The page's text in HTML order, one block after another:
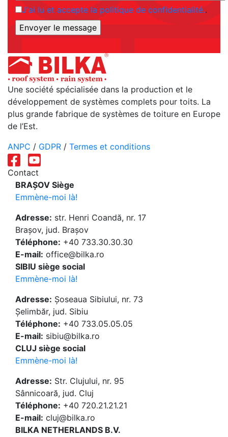
J'ai lu et accepte la politique de confidentialité..
Une société spécialisée dans la production et le
développement de systèmes complets pour toits. La
plus grande fabrique de systèmes de toiture en Europe
de l’Est.
ANPC / GDPR / Termes et conditions
Contact
BRAȘOV Siège
Emmène-moi là!
Adresse: str. Henri Coandă, nr. 17
Brașov, jud. Brașov
Téléphone: +40 733.30.30.30
E-mail: office@bilka.ro
SIBIU siège social
Emmène-moi là!
Adresse: Șoseaua Sibiului, nr. 73
Șelimbăr, jud. Sibiu
Téléphone: +40 733.05.05.05
E-mail: sibiu@bilka.ro
CLUJ siège social
Emmène-moi là!
Adresse: Str. Clujului, nr. 95
Sânnicoară, jud. Cluj
Téléphone: +40 720.21.21.21
E-mail: cluj@bilka.ro
BILKA NETHERLANDS B.V.